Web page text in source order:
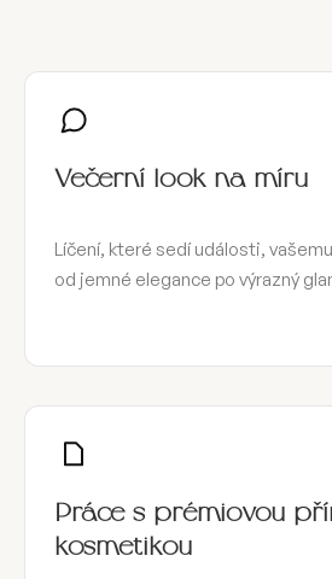
Večerní look na míru
Líčení, které sedí události,
od jemné elegance po výrazný
Práce s prémiovou
kosmetikou